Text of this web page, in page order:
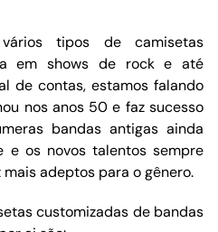
tipos de camisetas
em shows de rock e até
de contas, estamos falando
nos anos 50 e faz sucesso
bandas antigas ainda
e os novos talentos sempre
adeptos para o gênero.
customizadas de bandas